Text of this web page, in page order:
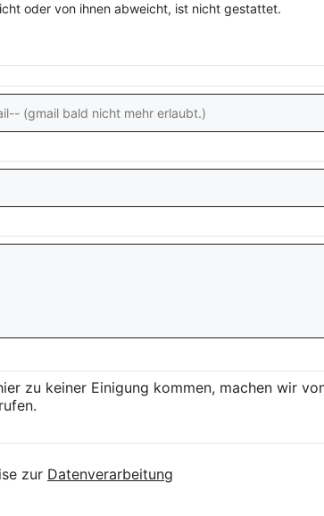
oder von ihnen abweicht, ist nicht gestattet.
zu keiner Einigung kommen, machen wir
zur Datenverarbeitung